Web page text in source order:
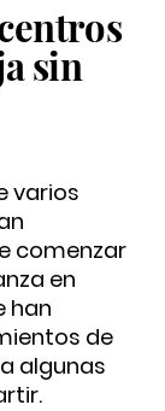
sin
varios
comenzar
en
han
de
algunas